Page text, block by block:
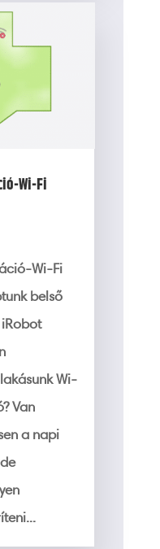
Wi-Fi
Wi-Fi
belső
Wi-
Van
a napi